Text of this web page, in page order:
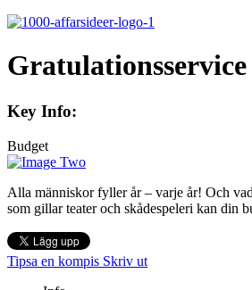
Gratulationsservice
Key Info:
Budget
Alla människor fyller år – varje år! Och
som gillar teater och skådespeleri kan din
Tipsa en kompis Skriv ut